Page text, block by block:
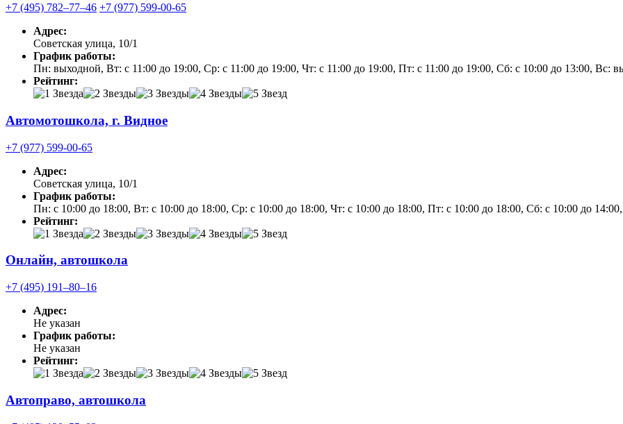
+7 (495) 782‒77‒46 +7 (977) 599-00-65
Адрес:
Советская улица, 10/1
График работы:
Пн: выходной, Вт: с 11:00 до 19:00, Ср: с 11:00 до 19:00, Чт: с 11:00 до 19:00, Пт: с 11:00 до 19:00, Сб: с 10:00 до 13:00, Вс:
Рейтинг:
Автомотошкола, г. Видное
+7 (977) 599-00-65
Адрес:
Советская улица, 10/1
График работы:
Пн: с 10:00 до 18:00, Вт: с 10:00 до 18:00, Ср: с 10:00 до 18:00, Чт: с 10:00 до 18:00, Пт: с 10:00 до 18:00, Сб: с 10:00 до
Рейтинг:
Онлайн, автошкола
+7 (495) 191‒80‒16
Адрес:
Не указан
График работы:
Не указан
Рейтинг:
Автоправо, автошкола